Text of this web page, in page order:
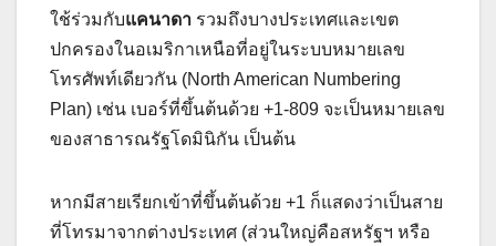
ใช้ร่วมกับแคนาดา รวมถึงบางประเทศและเขต
ปกครองในอเมริกาเหนือที่อยู่ในระบบหมายเลข
โทรศัพท์เดียวกัน (North American Numbering
Plan) เช่น เบอร์ที่ขึ้นต้นด้วย +1-809 จะเป็นหมายเลข
ของสาธารณรัฐโดมินิกัน เป็นต้น
หากมีสายเรียกเข้าที่ขึ้นต้นด้วย +1 ก็แสดงว่าเป็นสาย
ที่โทรมาจากต่างประเทศ (ส่วนใหญ่คือสหรัฐฯ หรือ